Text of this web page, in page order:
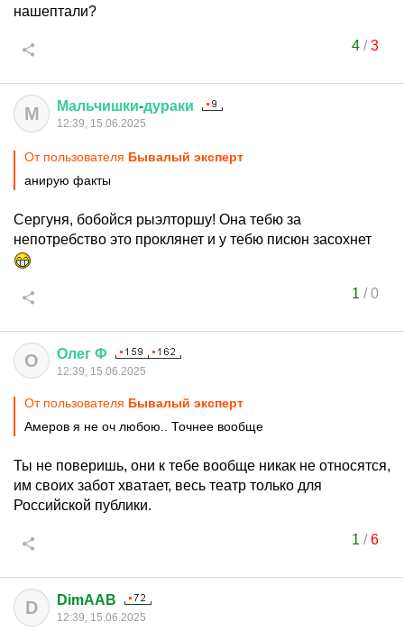
нашептали?
4/3
М Мальчишки-дураки
12:39, 15.06.2025
От пользователя Бывалый эксперт
анирую факты
Сергуня, бобойся рыэлторшу! Она тебю за
непотребство это проклянет и у тебю писюн засохнет
1 /0
О Олег Ф
12:39, 15.06.2025
От пользователя Бывалый эксперт
Амеров я не оч любою.. Точнее вообще
Ты не поверишь, они к тебе вообще никак не относятся,
им своих забот хватает, весь театр только для
Российской публики.
1 /6
D DimAAB
12:39, 15.06.2025